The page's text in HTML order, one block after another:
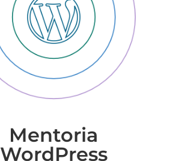
Mentoria
WordPress